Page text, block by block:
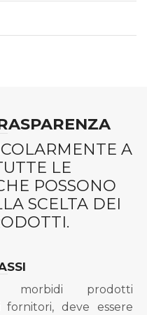
A
LE
POSSONO
SCELTA DEI
morbidi prodotti
deve essere